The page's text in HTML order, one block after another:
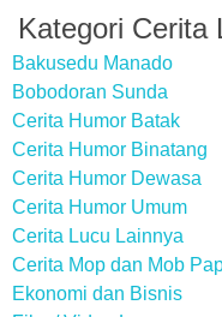
Kategori Cerita
Bakusedu Manado
Bobodoran Sunda
Cerita Humor Batak
Cerita Humor Binatang
Cerita Humor Dewasa
Cerita Humor Umum
Cerita Lucu Lainnya
Cerita Mop dan Mob
Ekonomi dan Bisnis